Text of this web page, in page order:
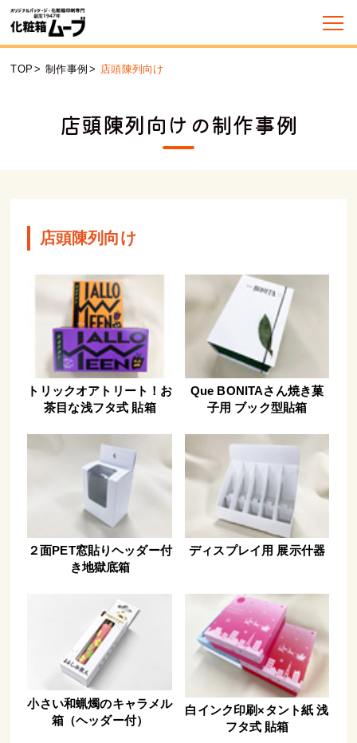
TOP > 制作事例 > 店頭陳列向け
店頭陳列向けの制作事例
店頭陳列向け
トリックオアトリート！お
茶目な浅フタ式 貼箱
Que BONITAさん焼き菓
子用 ブック型貼箱
２面PET窓貼りヘッダー付
き地獄底箱
ディスプレイ用 展示什器
小さい和蝋燭のキャラメル
箱（ヘッダー付）
白インク印刷×タント紙 浅
フタ式 貼箱